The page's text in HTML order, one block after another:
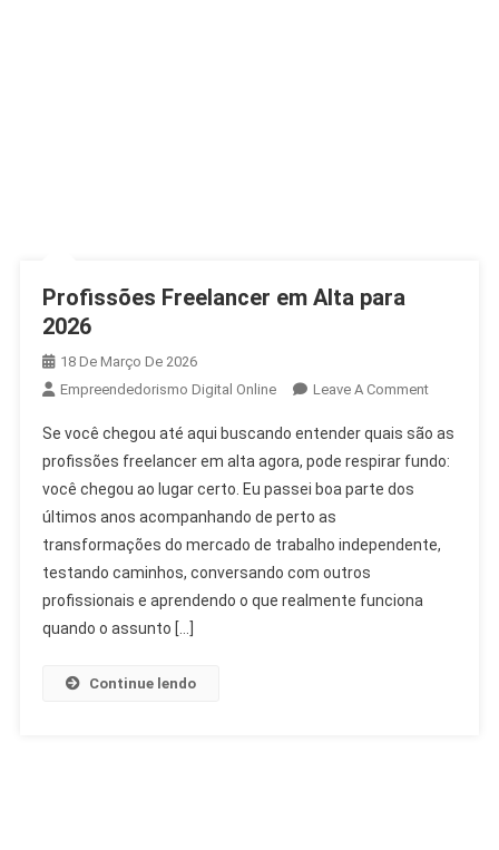
Profissões Freelancer em Alta para
2026
18 De Março De 2026
Empreendedorismo Digital Online
Leave A Comment
Se você chegou até aqui buscando entender quais são as
profissões freelancer em alta agora, pode respirar fundo:
você chegou ao lugar certo. Eu passei boa parte dos
últimos anos acompanhando de perto as
transformações do mercado de trabalho independente,
testando caminhos, conversando com outros
profissionais e aprendendo o que realmente funciona
quando o assunto […]
Continue lendo